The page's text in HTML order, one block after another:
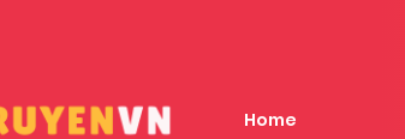
Home